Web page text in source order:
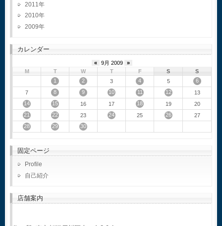
2011
2010
2009
カレンダー
« 9月 2009
»
M
T W T F S
S
1
2 3 4 5
6
7
8 9 10 11 12
13
14
15 16 17 18 19
20
21
22 23 24 25 26
27
28
29 30
固定ページ
Profile
自己紹介
店舗案内